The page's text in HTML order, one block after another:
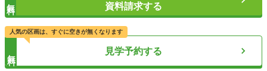
資料請求する
見学予約する
人気の区画は、すぐに空きが無くなります